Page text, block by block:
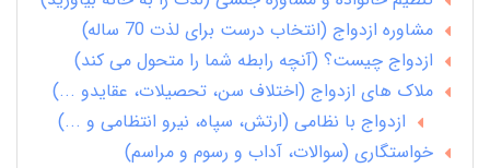
مشاوره ازدواج (انتخاب درست برای لذت 70 ساله)
ازدواج چیست؟ (آنچه رابطه شما را متحول می کند)
ملاک های ازدواج (اختلاف سن، تحصیلات، عقایدو ...)
ازدواج با نظامی (ارتش، سپاه، نیرو انتظامی و ...)
خواستگاری (سوالات، آداب و رسوم و مراسم)